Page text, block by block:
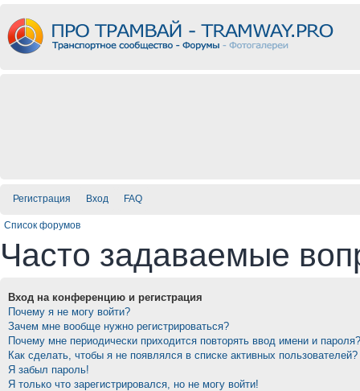
Регистрация Вход FAQ
Список форумов
Часто задаваемые
Вход на конференцию и регистрация
Почему я не могу войти?
Зачем мне вообще нужно регистрироваться?
Почему мне периодически приходится повторять ввод имени и пароля?
Как сделать, чтобы я не появлялся в списке активных пользователей?
Я забыл пароль!
Я только что зарегистрировался, но не могу войти!